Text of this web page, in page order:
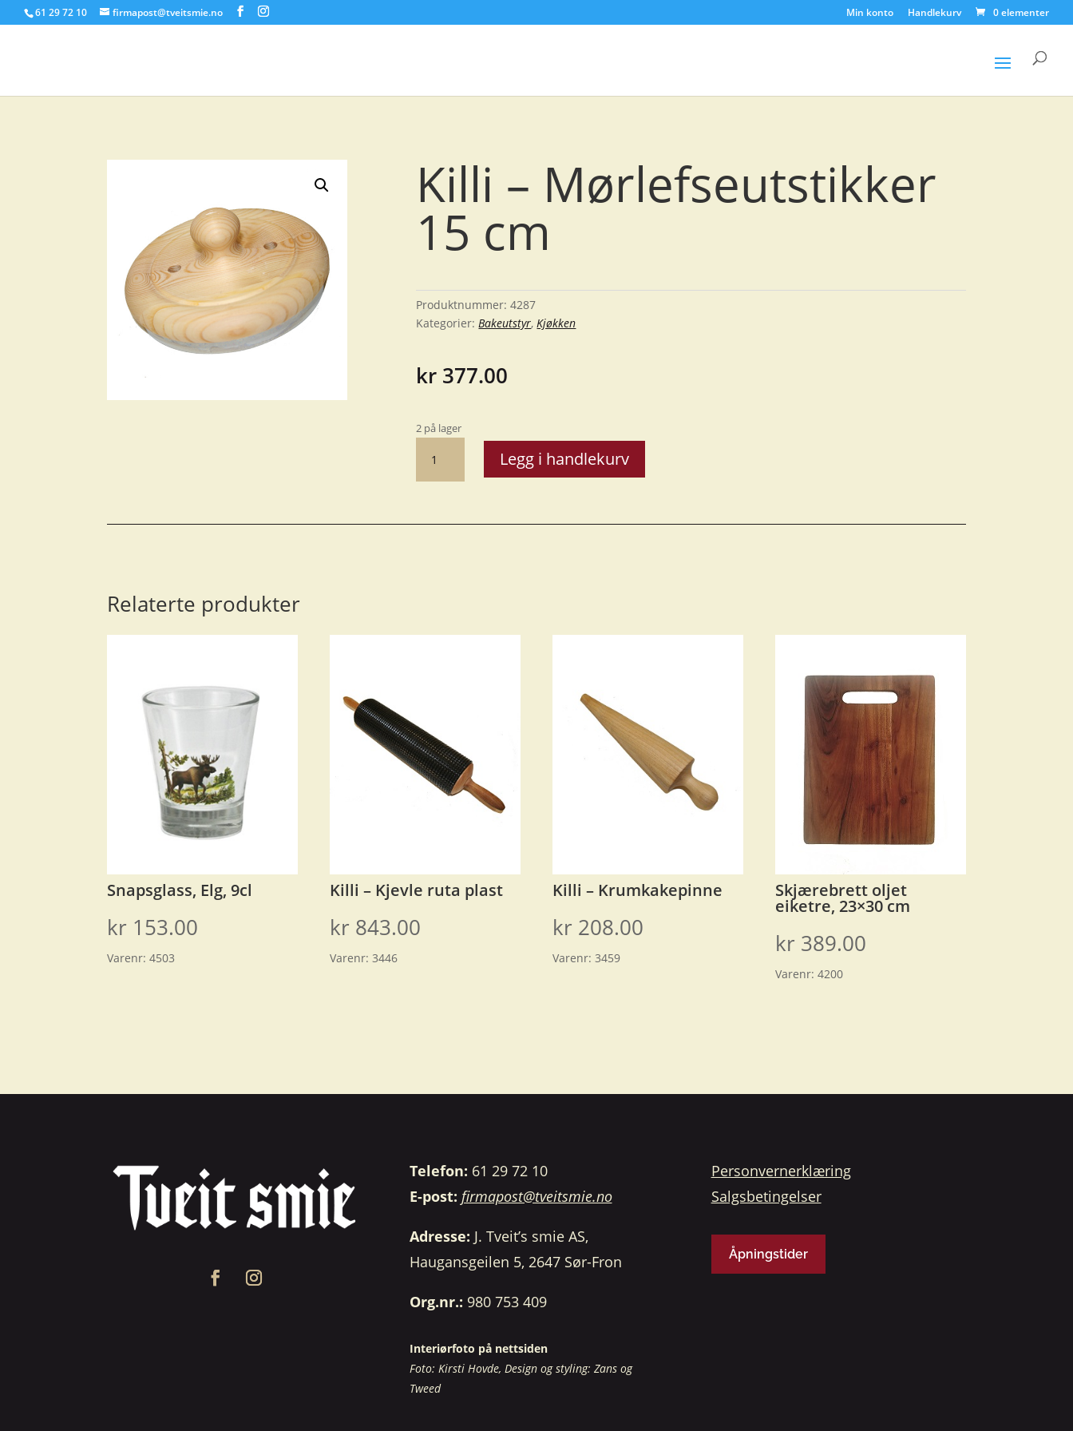
61 29 72 10 firmapost@tveitsmie.no Min konto Handlekurv 0 elementer
Products
Killi – Mørlefseutstikker
15 cm
Produktnummer:4287
Kategorier: Bakeutstyr, Kjøkken
kr 377.00
2 på lager
Mørlefseutstikker
Legg i handlekurv
Relaterte produkter
Snapsglass, Elg, 9cl
kr 153.00
Varenr:4503
Killi – Kjevle ruta plast
kr 843.00
Varenr:3446
Killi – Krumkakepinne
kr 208.00
Varenr:3459
Skjærebrett oljet
eiketre, 23×30 cm
kr 389.00
Varenr:4200
Telefon: 61 29 72 10
E-post: firmapost@tveitsmie.no
Adresse: J. Tveit’s smie AS,
Haugansgeilen 5, 2647 Sør-Fron
Org.nr.: 980 753 409
Interiørfoto på nettsiden
Foto: Kirsti Hovde, Design og styling: Zans og
Tweed
Personvernerklæring
Salgsbetingelser
Åpningstider